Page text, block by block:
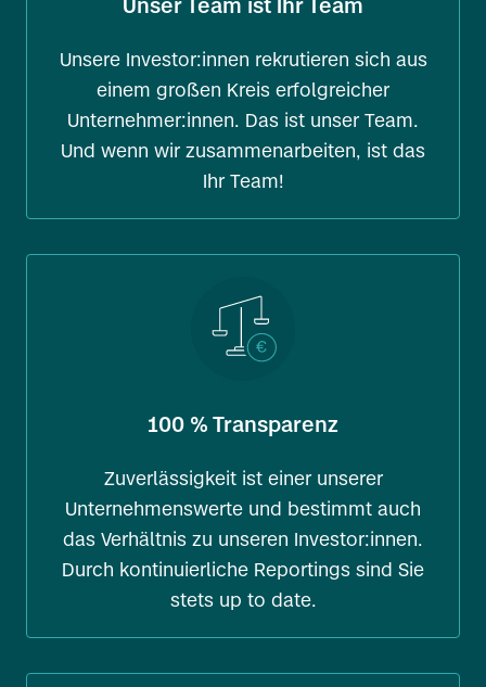
Unser Team ist Ihr Team
Unsere Investor:innen rekrutieren sich aus
einem großen Kreis erfolgreicher
Unternehmer:innen. Das ist unser Team.
Und wenn wir zusammenarbeiten, ist das
Ihr Team!
100 % Transparenz
Zuverlässigkeit ist einer unserer
Unternehmenswerte und bestimmt auch
das Verhältnis zu unseren Investor:innen.
Durch kontinuierliche Reportings sind Sie
stets up to date.